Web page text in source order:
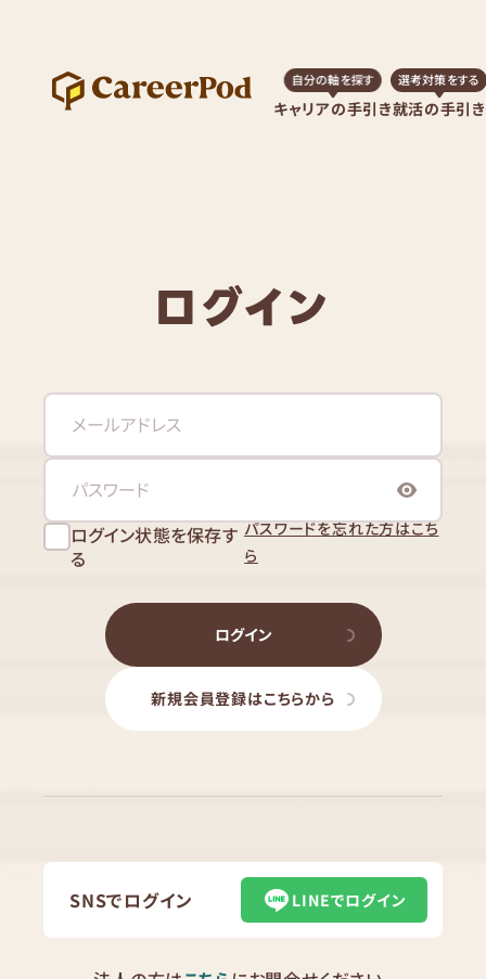
キャリアの手引き
自分の軸を探す
就活の手引き
選考対策をする
ログイン
ログイン状態を保存す
る
パスワードを忘れた方はこち
ら
ログイン
新規会員登録はこちらから
SNSでログイン LINEでログイン